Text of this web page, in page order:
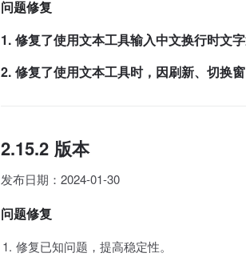
问题修复
1. 修复了使用文本工具输入中文换行时文
2. 修复了使用文本工具时，因刷新、切换
2.15.2 版本
发布日期：2024-01-30
问题修复
修复已知问题，提高稳定性。